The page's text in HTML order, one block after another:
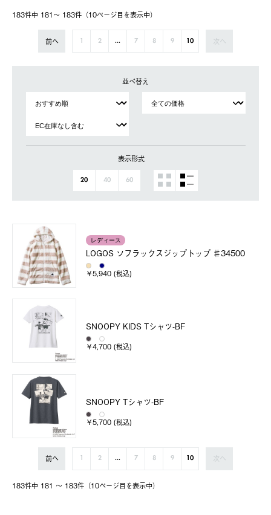
183件中 181〜 183件（10ページ⽬を表⽰中）
前へ 2 ... 7 8 9 10 次へ
並べ替え
表示形式
20 40 60
レディース
LOGOS ソフラックスジップトップ ♯34500
￥5,940 (税込)
SNOOPY KIDS Tシャツ-BF
￥4,700 (税込)
SNOOPY Tシャツ-BF
￥5,700 (税込)
183件中 181 〜 183件（10ページ⽬を表⽰中）
前へ 1 2 ... 7 8 9 10 次へ